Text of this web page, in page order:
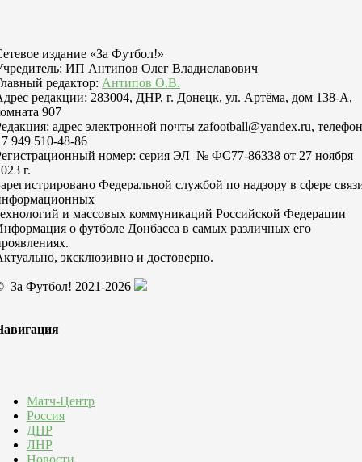
издание «За Футбол!»
ИП Антипов Олег Владиславович
редактор: Антипов О.В.
редакции: 283004, ДНР, г. Донецк, ул. Артёма, дом 138-А,
907
адрес электронной почты zafootball@yandex.ru, телефон
949 510-48-86
номер: серия ЭЛ № ФС77-86338 от 27 ноября
г.
Федеральной службой по надзору в сфере
и массовых коммуникаций Российской Федерации
о футболе Донбасса в самых различных его
эксклюзивно и достоверно.
За Футбол! 2021-2026
Матч-Центр
Россия
ДНР
ЛНР